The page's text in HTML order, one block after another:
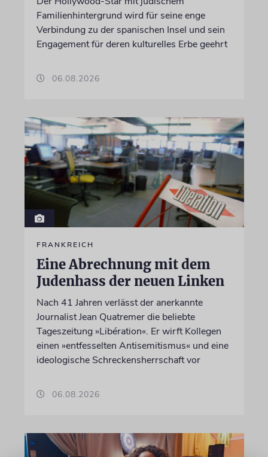
Familienhintergrund wird für seine enge
Verbindung zu der spanischen Insel und sein
Engagement für deren kulturelles Erbe geehrt
06.08.2026
FRANKREICH
Eine Abrechnung mit dem
Judenhass der neuen Linken
Nach 41 Jahren verlässt der anerkannte
Journalist Jean Quatremer die beliebte
Tageszeitung »Libération«. Er wirft Kollegen
einen »entfesselten Antisemitismus« und eine
ideologische Schreckensherrschaft vor
06.08.2026